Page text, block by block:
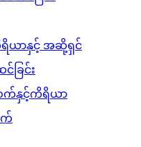
ရိယာနှင့် အဆို့ရှင်
ခြင်း
နှင့်ကိရိယာ
က်